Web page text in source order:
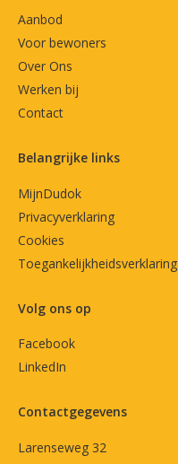
Aanbod
Voor bewoners
Over Ons
Werken bij
Contact
Belangrijke links
MijnDudok
Privacyverklaring
Cookies
Toegankelijkheidsverklaring
Volg ons op
Facebook
LinkedIn
Contactgegevens
Larenseweg 32